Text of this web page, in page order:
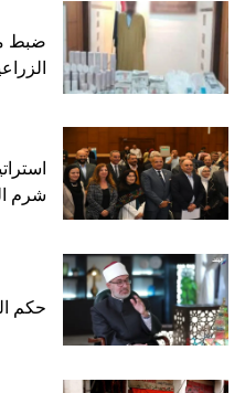
ضبط
شرم
حكم